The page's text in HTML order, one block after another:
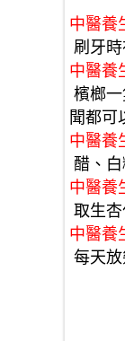
中醫養
刷牙
中醫養
聞都可
中醫養
醋、
中醫養
取生
中醫養
每天